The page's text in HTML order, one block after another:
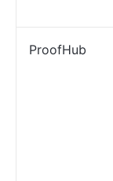
ProofHub